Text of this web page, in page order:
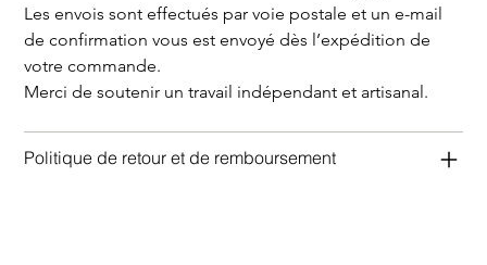
Les envois sont effectués par voie postale et un e-mail
de confirmation vous est envoyé dès l’expédition de
votre commande.
Merci de soutenir un travail indépendant et artisanal.
Politique de retour et de remboursement